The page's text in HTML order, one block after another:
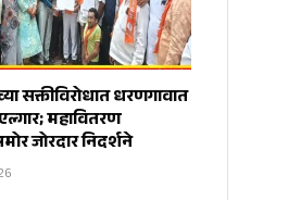
सक्तीविरोधात धरणगावात
महावितरण
जोरदार निदर्शने